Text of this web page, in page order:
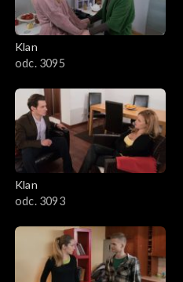
Klan
odc. 3095
Klan
odc. 3093